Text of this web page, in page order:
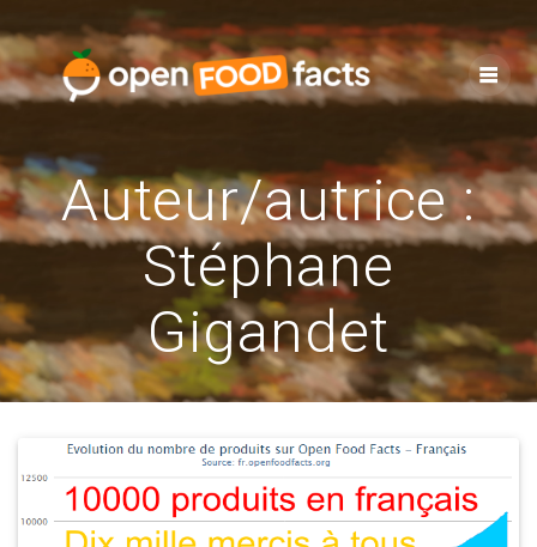
content
Auteur/autrice :
Stéphane
Gigandet